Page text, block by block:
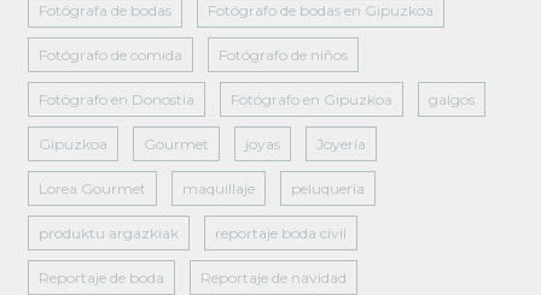
Fotógrafa de bodas Fotógrafo de bodas en Gipuzkoa
Fotógrafo de comida Fotógrafo de niños
Fotógrafo en Donostia Fotógrafo en Gipuzkoa galgos
Gipuzkoa Gourmet joyas Joyería
Lorea Gourmet maquillaje peluquería
produktu argazkiak reportaje boda civil
Reportaje de boda Reportaje de navidad